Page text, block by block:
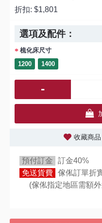
折扣: $1,801
選項及配件：
梳化床尺寸
1200
1400
-
收藏商品
預付訂金
訂金40%
免送貨費 傢俬訂單折
(傢俬指定地區需額外